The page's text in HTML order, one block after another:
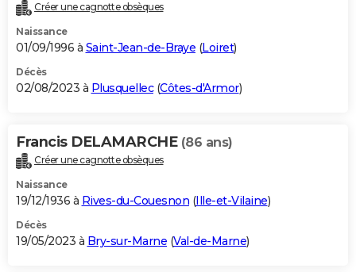
Créer une cagnotte obsèques
Naissance
01/09/1996 à Saint-Jean-de-Braye (Loiret)
Décès
02/08/2023 à Plusquellec(Côtes-d'Armor)
Francis DELAMARCHE (86 ans)
Créer une cagnotte obsèques
Naissance
19/12/1936 à Rives-du-Couesnon (Ille-et-Vilaine)
Décès
19/05/2023 à Bry-sur-Marne (Val-de-Marne)